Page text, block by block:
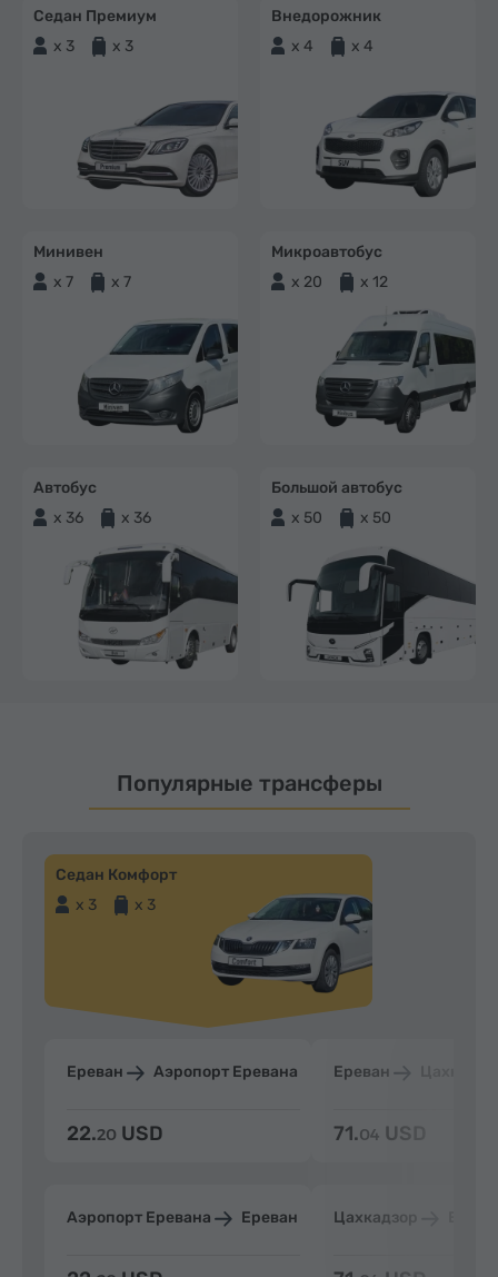
Седан Премиум
x 3
x 3
Внедорожник
x 4
x 4
Минивен
x 7
x 7
Микроавтобус
x 20
x 12
Автобус
x 36
x 36
Большой автобус
x 50
x 50
Популярные трансферы
Седан Комфорт
x 3
x 3
Ереван Аэропорт Еревана
22.20 USD
Аэропорт Еревана Ереван
Ереван
71.04 USD
Цахкадзор